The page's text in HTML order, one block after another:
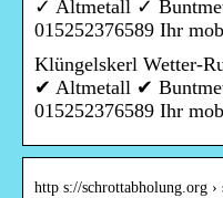
✓ Altmetall ✓
015252376589 Ihr
Klüngelskerl Wetter-
✔ Altmetall ✔
015252376589 Ihr
http s://schrottabholung.org